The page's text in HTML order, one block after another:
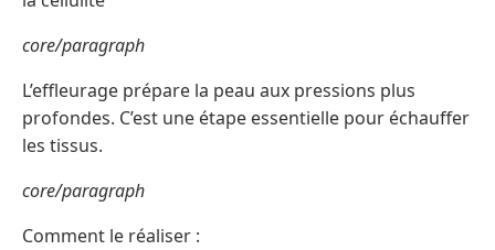
core/paragraph
L’effleurage prépare la peau aux pressions plus
profondes. C’est une étape essentielle pour échauffer
les tissus.
core/paragraph
Comment le réaliser :